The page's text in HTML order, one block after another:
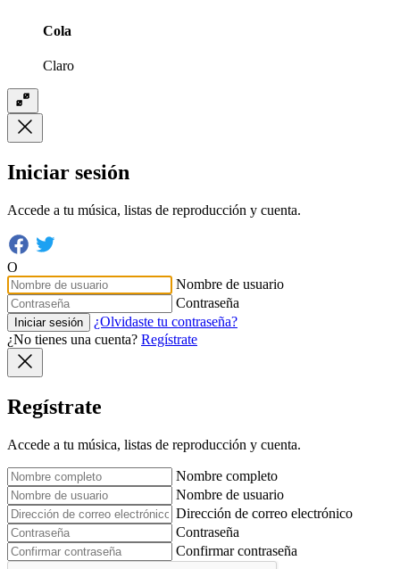
Cola
Claro
Iniciar sesión
Accede a tu música, listas de reproducción y cuenta.
O
Nombre de usuario
Contraseña
Iniciar sesión
¿Olvidaste tu contraseña?
¿No tienes una cuenta? Regístrate
Regístrate
Accede a tu música, listas de reproducción y cuenta.
Nombre completo
Nombre de usuario
Dirección de correo electrónico
Contraseña
Confirmar contraseña